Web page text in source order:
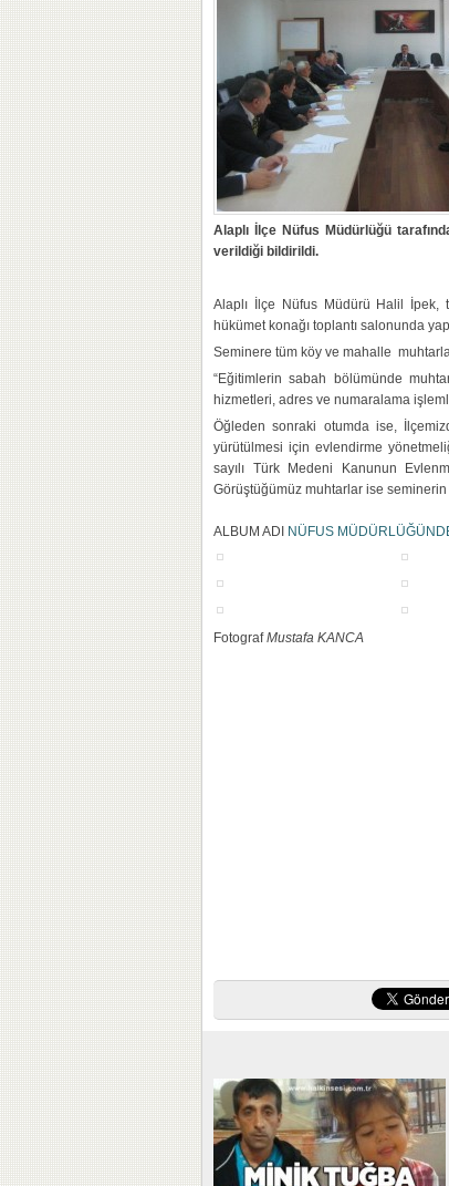
Alaplı İlçe Nüfus Müdürlüğü
verildiği bildirildi.
Alaplı İlçe Nüfus Müdürü Halil İpek,
hükümet konağı toplantı salonunda
Seminere tüm köy ve mahalle
“Eğitimlerin sabah bölümünde
hizmetleri, adres ve numaralama
Öğleden sonraki otumda ise,
yürütülmesi için evlendirme
sayılı Türk Medeni Kanunun
Görüştüğümüz muhtarlar ise
ALBUM ADI NÜFUS
FotografMustafa KANCA